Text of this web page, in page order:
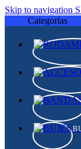
Skip to navigation
Categorías